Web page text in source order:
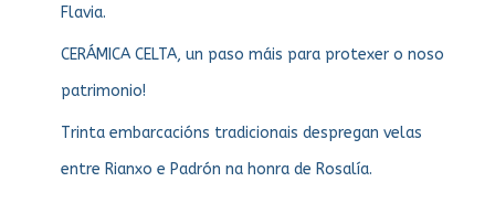
Flavia.
CERÁMICA CELTA, un paso máis para protexer o noso
patrimonio!
Trinta embarcacións tradicionais despregan velas
entre Rianxo e Padrón na honra de Rosalía.